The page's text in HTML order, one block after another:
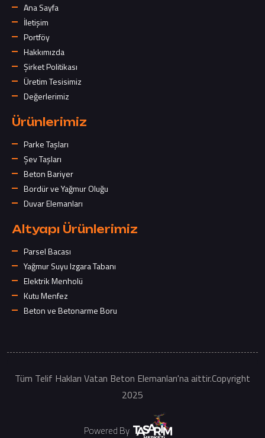
Ana Sayfa
İletişim
Portföy
Hakkımızda
Şirket Politikası
Üretim Tesisimiz
Değerlerimiz
Ürünlerimiz
Parke Taşları
Şev Taşları
Beton Bariyer
Bordür ve Yağmur Oluğu
Duvar Elemanları
Altyapı Ürünlerimiz
Parsel Bacası
Yağmur Suyu Izgara Tabanı
Elektrik Menholü
Kutu Menfez
Beton ve Betonarme Boru
Tüm Telif Hakları Vatan Beton Elemanları'na aittir.Copyright
2025
Powered By